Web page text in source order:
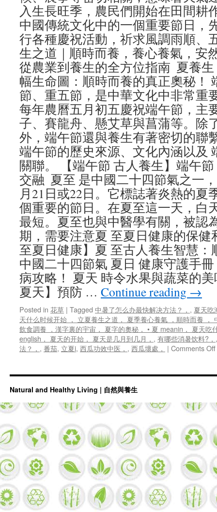
入生長旺季，農民們開始在田間耕
中國傳統文化中的一個重要節日，
行各種慶祝活動，祈求風調雨順、
生之道｜順時而養，養心養氣，安
從農業到養生的全方位指南 夏養
幅生命圖：順時而養的真正奧秘！
節、重五節，是中華文化中非常重
每年農曆五月初五慶祝端午節，主
子、賽龍舟、懸艾草與菖蒲等。除
外，端午節還與養生有著密切的聯
端午節的歷史來源、文化內涵以及
關聯。 【端午節 古人養生】端午
交融 夏至 是中國二十四節氣之一
月21日或22日。它標誌著炎熱的夏
個重要的節日。在夏至這一天，白
最短。夏至也與中醫學有關，被認
期，需要注意夏 至夏日健康的保健
至夏日健康】夏 至古人養生智慧：
中國二十四節氣 夏日 健康守護手
病攻略！ 夏天 時令水果與蔬菜的
夏天】預防 … Continue reading →
Posted in 花草 | Tagged 中暑了怎么办最快解决方法？， , 夏天吃
天什么时候开始 ， 立夏養生之道， 夏季養心養氣 ，順時而養 ，
飲食調養 ，漢字裏的宇宙， 夏字的奧秘， • 夏 meanin， 夏天吃
english， 夏天的开始， 夏天是几月到几月， , 有哪些消暑饮料?，
法？， , 番茄, 立夏i, 西瓜功效中医， , 西瓜壞處， | Comments Off
Natural and Healthy Living | 自然與養生